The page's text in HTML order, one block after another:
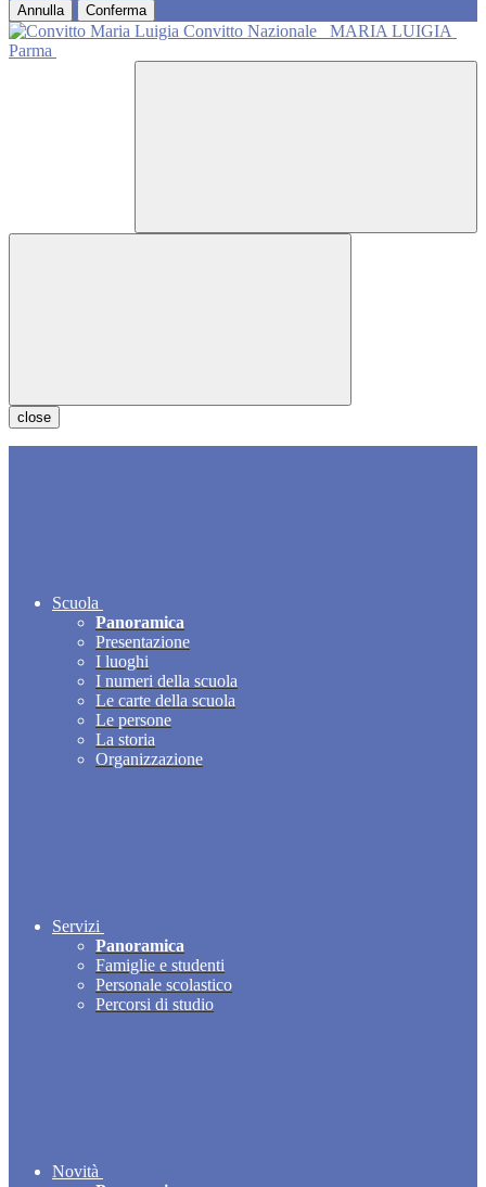
Annulla Conferma
Convitto Nazionale
MARIA LUIGIA
Parma
close
Scuola
Panoramica
Presentazione
I luoghi
I numeri della scuola
Le carte della scuola
Le persone
La storia
Organizzazione
Servizi
Panoramica
Famiglie e studenti
Personale scolastico
Percorsi di studio
Novità